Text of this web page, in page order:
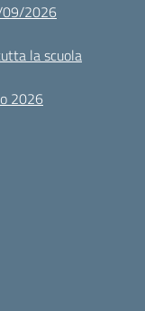
09/2026
la scuola
2026